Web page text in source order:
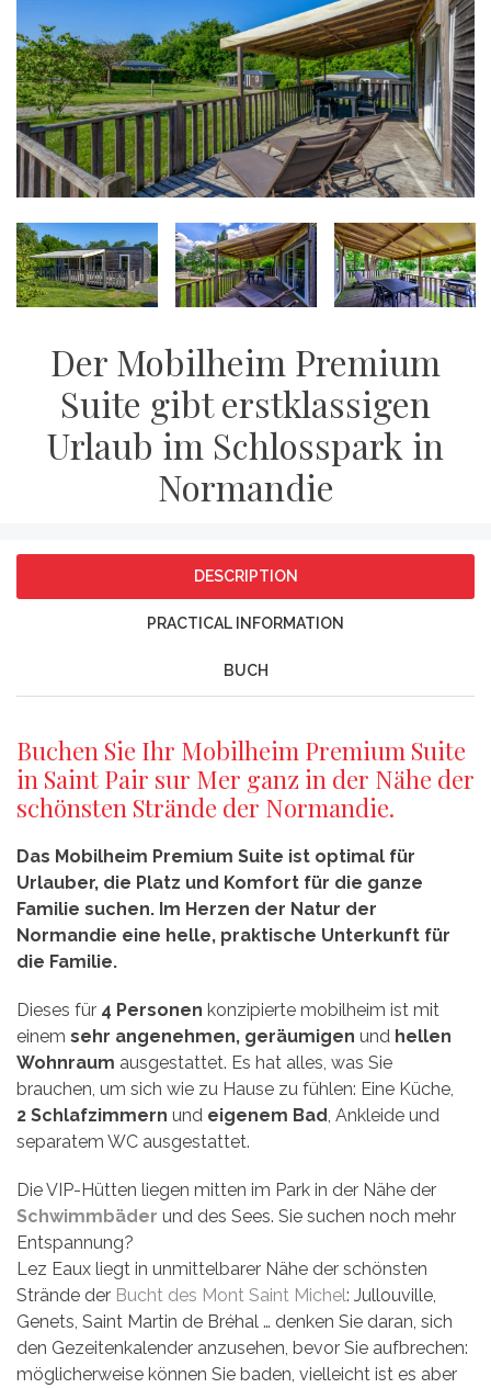
Der Mobilheim Premium
Suite gibt erstklassigen
Urlaub im Schlosspark in
Normandie
DESCRIPTION
PRACTICAL INFORMATION
BUCH
Buchen Sie Ihr Mobilheim Premium Suite
in Saint Pair sur Mer ganz in der Nähe der
schönsten Strände der Normandie.
Das Mobilheim Premium Suite ist optimal für
Urlauber, die Platz und Komfort für die ganze
Familie suchen. Im Herzen der Natur der
Normandie eine helle, praktische Unterkunft für
die Familie.
Dieses für 4 Personen konzipierte mobilheim ist mit
einem sehr angenehmen, geräumigen und hellen
Wohnraum ausgestattet. Es hat alles, was Sie
brauchen, um sich wie zu Hause zu fühlen: Eine Küche,
2 Schlafzimmern und eigenem Bad, Ankleide und
separatem WC ausgestattet.
Die VIP-Hütten liegen mitten im Park in der Nähe der
Schwimmbäder und des Sees. Sie suchen noch mehr
Entspannung?
Lez Eaux liegt in unmittelbarer Nähe der schönsten
Strände der Bucht des Mont Saint Michel: Jullouville,
Genets, Saint Martin de Bréhal … denken Sie daran, sich
den Gezeitenkalender anzusehen, bevor Sie aufbrechen:
möglicherweise können Sie baden, vielleicht ist es aber